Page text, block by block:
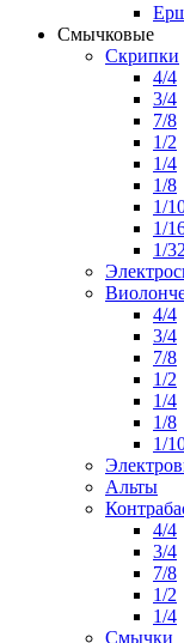
Смычковые
Скрипки
4/4
3/4
7/8
1/2
1/4
1/8
1/
1/
1/32
4/4
3/4
7/8
1/2
1/4
1/8
1/
Альты
4/4
3/4
7/8
1/2
1/4
Смычки